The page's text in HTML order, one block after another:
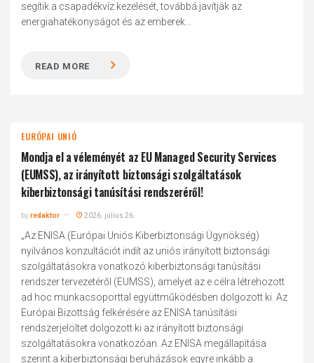
segítik a csapadékvíz kezelését, továbbá javítják az
energiahatékonyságot és az emberek...
READ MORE
EURÓPAI UNIÓ
Mondja el a véleményét az EU Managed Security Services
(EUMSS), az irányított biztonsági szolgáltatások
kiberbiztonsági tanúsítási rendszeréről!
byredaktor 2026. július 26.
„Az ENISA (Európai Uniós Kiberbiztonsági Ügynökség)
nyilvános konzultációt indít az uniós irányított biztonsági
szolgáltatásokra vonatkozó kiberbiztonsági tanúsítási
rendszer tervezetéről (EUMSS), amelyet az e célra létrehozott
ad hoc munkacsoporttal együttműködésben dolgozott ki. Az
Európai Bizottság felkérésére az ENISA tanúsítási
rendszerjelöltet dolgozott ki az irányított biztonsági
szolgáltatásokra vonatkozóan. Az ENISA megállapítása
szerint a kiberbiztonsági beruházások egyre inkább a